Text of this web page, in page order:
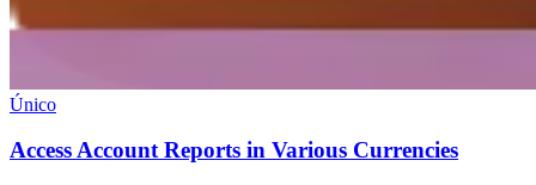
Único
Access Account Reports in Various Currencies